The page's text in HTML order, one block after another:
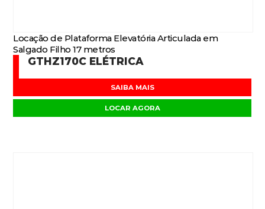
Locação de Plataforma Elevatória Articulada em
Salgado Filho 17 metros
GTHZ170C ELÉTRICA
SAIBA MAIS
LOCAR AGORA